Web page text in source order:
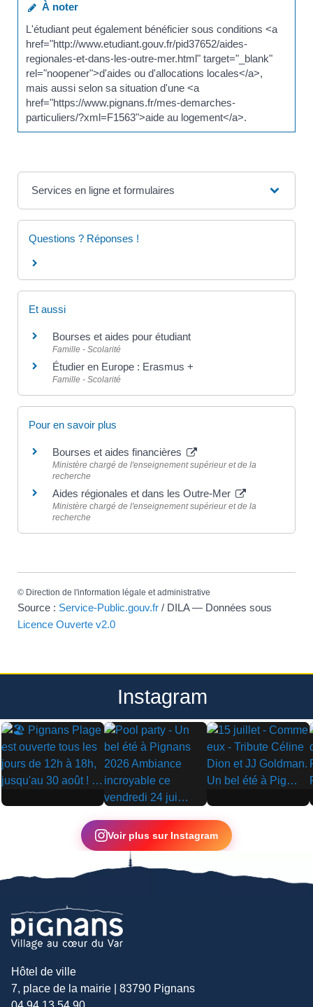
À noter
L'étudiant peut également bénéficier sous conditions <a
href="http://www.etudiant.gouv.fr/pid37652/aides-
regionales-et-dans-les-outre-mer.html" target="_blank"
rel="noopener">d'aides ou d'allocations locales</a>,
mais aussi selon sa situation d'une <a
href="https://www.pignans.fr/mes-demarches-
particuliers/?xml=F1563">aide au logement</a>.
Services en ligne et formulaires
Questions ? Réponses !
Et aussi
Bourses et aides pour étudiant
Famille - Scolarité
Étudier en Europe : Erasmus +
Famille - Scolarité
Pour en savoir plus
Bourses et aides financières
Ministère chargé de l'enseignement supérieur et de la
recherche
Aides régionales et dans les Outre-Mer
Ministère chargé de l'enseignement supérieur et de la
recherche
© Direction de l'information légale et administrative
Source : Service-Public.gouv.fr / DILA — Données sous
Licence Ouverte v2.0
Instagram
▶
▶
▶
Voir plus sur Instagram
Hôtel de ville
7, place de la mairie | 83790 Pignans